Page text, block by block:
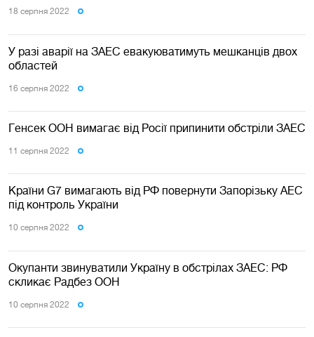
18 серпня 2022
У разі аварії на ЗАЕС евакуюватимуть мешканців двох
областей
16 серпня 2022
Генсек ООН вимагає від Росії припинити обстріли ЗАЕС
11 серпня 2022
Країни G7 вимагають від РФ повернути Запорізьку АЕС
під контроль України
10 серпня 2022
Окупанти звинуватили Україну в обстрілах ЗАЕС: РФ
скликає Радбез ООН
10 серпня 2022